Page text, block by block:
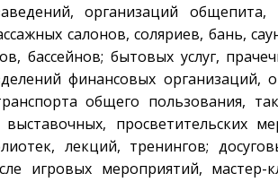
организаций общепита,
салонов, соляриев, бань,
бассейнов; бытовых услуг,
финансовых организаций,
общего пользования,
выставочных, просветительских
лекций, тренингов;
игровых мероприятий, мастер-